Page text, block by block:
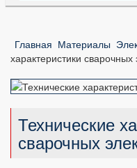
Главная Материалы
характеристики
Технические
сварочных